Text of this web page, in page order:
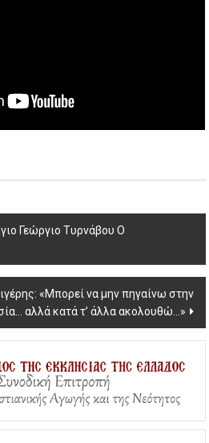
Γεώργιο Tυρνάβου Ο
«Μπορεί να μην πηγαίνω στην
αλλά κατά τ’ άλλα ακολουθώ…»